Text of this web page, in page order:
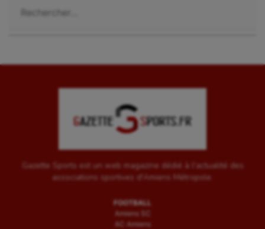
Triathlon
UNSS
Gazette Sports est un web magazine dédié à l'actualité des
associations sportives d'Amiens Métropole.
FOOTBALL
Amiens SC
AC Amiens